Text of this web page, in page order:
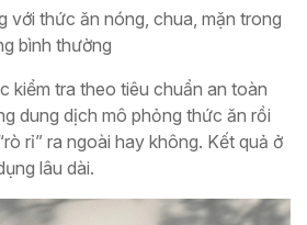
với thức ăn nóng, chua, mặn trong
bình thường
kiểm tra theo tiêu chuẩn an toàn
dung dịch mô phỏng thức ăn rồi
rỉ” ra ngoài hay không. Kết quả ở
lâu dài.